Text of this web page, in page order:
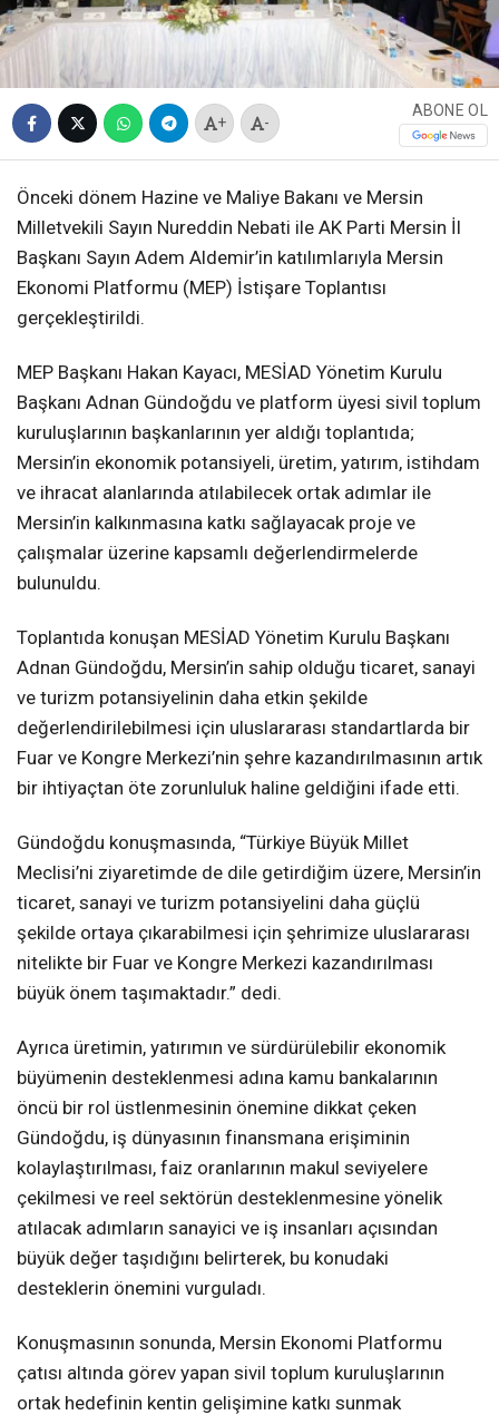
+ -
ABONE OL
Önceki dönem Hazine ve Maliye Bakanı ve Mersin
Milletvekili Sayın Nureddin Nebati ile AK Parti Mersin İl
Başkanı Sayın Adem Aldemir’in katılımlarıyla Mersin
Ekonomi Platformu (MEP) İstişare Toplantısı
gerçekleştirildi.
MEP Başkanı Hakan Kayacı, MESİAD Yönetim Kurulu
Başkanı Adnan Gündoğdu ve platform üyesi sivil toplum
kuruluşlarının başkanlarının yer aldığı toplantıda;
Mersin’in ekonomik potansiyeli, üretim, yatırım, istihdam
ve ihracat alanlarında atılabilecek ortak adımlar ile
Mersin’in kalkınmasına katkı sağlayacak proje ve
çalışmalar üzerine kapsamlı değerlendirmelerde
bulunuldu.
Toplantıda konuşan MESİAD Yönetim Kurulu Başkanı
Adnan Gündoğdu, Mersin’in sahip olduğu ticaret, sanayi
ve turizm potansiyelinin daha etkin şekilde
değerlendirilebilmesi için uluslararası standartlarda bir
Fuar ve Kongre Merkezi’nin şehre kazandırılmasının artık
bir ihtiyaçtan öte zorunluluk haline geldiğini ifade etti.
Gündoğdu konuşmasında, “Türkiye Büyük Millet
Meclisi’ni ziyaretimde de dile getirdiğim üzere, Mersin’in
ticaret, sanayi ve turizm potansiyelini daha güçlü
şekilde ortaya çıkarabilmesi için şehrimize uluslararası
nitelikte bir Fuar ve Kongre Merkezi kazandırılması
büyük önem taşımaktadır.” dedi.
Ayrıca üretimin, yatırımın ve sürdürülebilir ekonomik
büyümenin desteklenmesi adına kamu bankalarının
öncü bir rol üstlenmesinin önemine dikkat çeken
Gündoğdu, iş dünyasının finansmana erişiminin
kolaylaştırılması, faiz oranlarının makul seviyelere
çekilmesi ve reel sektörün desteklenmesine yönelik
atılacak adımların sanayici ve iş insanları açısından
büyük değer taşıdığını belirterek, bu konudaki
desteklerin önemini vurguladı.
Konuşmasının sonunda, Mersin Ekonomi Platformu
çatısı altında görev yapan sivil toplum kuruluşlarının
ortak hedefinin kentin gelişimine katkı sunmak